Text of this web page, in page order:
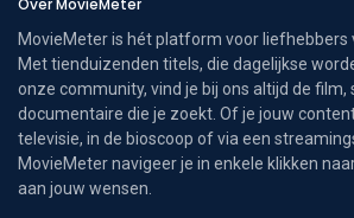
MovieMeter is hét platform voor liefhebbers
Met tienduizenden titels, die dagelijkse
onze community, vind je bij ons altijd de film,
documentaire die je zoekt. Of je jouw
televisie, in de bioscoop of via een
MovieMeter navigeer je in enkele klikken
aan jouw wensen.